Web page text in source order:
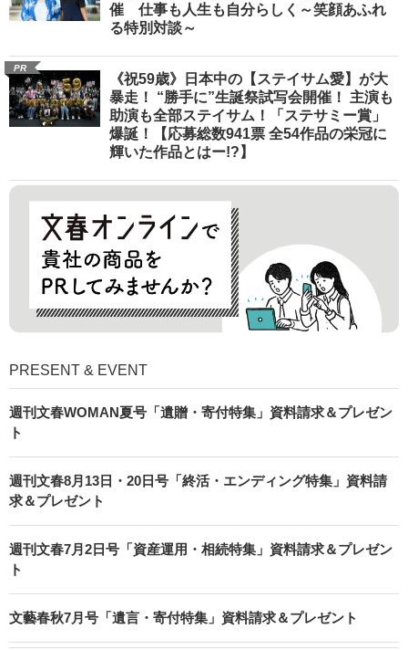
催 仕事も人生も自分らしく～笑顔あふれ
る特別対談～
PR
《祝59歳》日本中の【ステイサム愛】が大
暴走！ “勝手に”生誕祭試写会開催！ 主演も
助演も全部ステイサム！「ステサミー賞」
爆誕！【応募総数941票 全54作品の栄冠に
輝いた作品とはー!?】
PRESENT & EVENT
週刊文春WOMAN夏号「遺贈・寄付特集」資料請求＆プレゼン
ト
週刊文春8月13日・20日号「終活・エンディング特集」資料請
求＆プレゼント
週刊文春7月2日号「資産運用・相続特集」資料請求＆プレゼン
ト
文藝春秋7月号「遺言・寄付特集」資料請求＆プレゼント